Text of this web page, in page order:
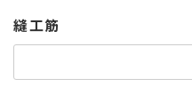
縫工筋